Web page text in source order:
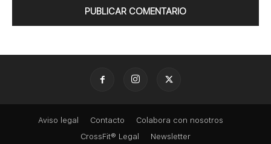
Aviso legal Contacto
Colabora con nosotros
CrossFit® Legal
Newsletter